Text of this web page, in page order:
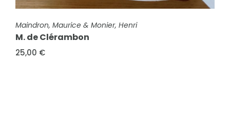
FICHE COMPLÈTE
Maindron, Maurice & Monier, Henri
M. de Clérambon
25,00 €
FICHE COMPLÈTE
Maindron, Ernest